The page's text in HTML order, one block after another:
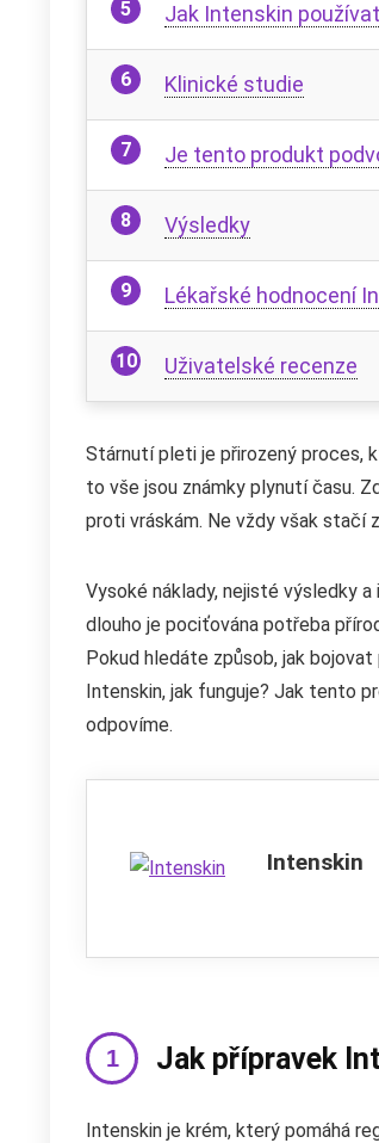
Jak Intenskin
Klinické studie
Je tento produkt
Výsledky
Lékařské hodnocení
Uživatelské recenze
Stárnutí pleti je přirozený proces,
to vše jsou známky plynutí času.
proti vráskám. Ne vždy však stačí
Vysoké náklady, nejisté výsledky
dlouho je pociťována potřeba
Pokud hledáte způsob, jak
Intenskin, jak funguje? Jak tento
odpovíme.
Intenskin
Jak přípravek
Intenskin je krém, který pomáhá